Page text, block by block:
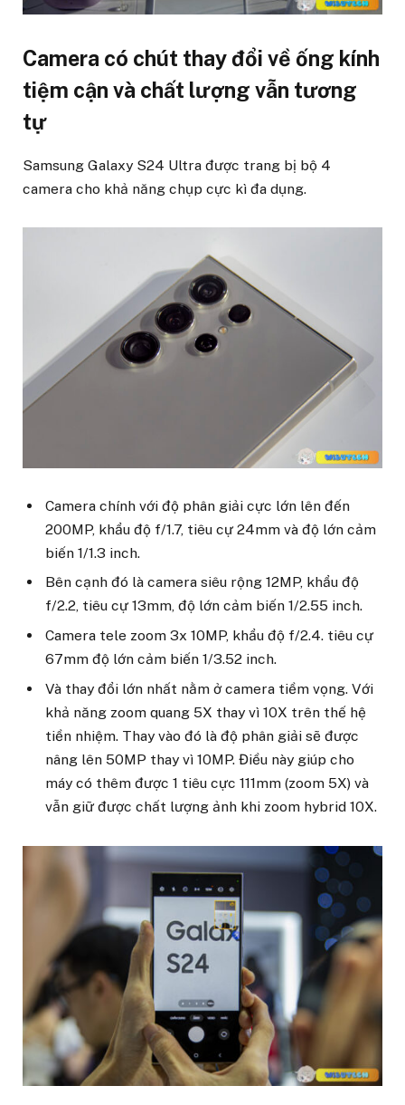
Camera có chút thay đổi về ống kính
tiệm cận và chất lượng vẫn tương
tự
Samsung Galaxy S24 Ultra được trang bị bộ 4
camera cho khả năng chụp cực kì đa dụng.
Camera chính với độ phân giải cực lớn lên đến
200MP, khẩu độ f/1.7, tiêu cự 24mm và độ lớn cảm
biến 1/1.3 inch.
Bên cạnh đó là camera siêu rộng 12MP, khẩu độ
f/2.2, tiêu cự 13mm, độ lớn cảm biến 1/2.55 inch.
Camera tele zoom 3x 10MP, khẩu độ f/2.4. tiêu cự
67mm độ lớn cảm biến 1/3.52 inch.
Và thay đổi lớn nhất nằm ở camera tiềm vọng. Với
khả năng zoom quang 5X thay vì 10X trên thế hệ
tiền nhiệm. Thay vào đó là độ phân giải sẽ được
nâng lên 50MP thay vì 10MP. Điều này giúp cho
máy có thêm được 1 tiêu cực 111mm (zoom 5X) và
vẫn giữ được chất lượng ảnh khi zoom hybrid 10X.